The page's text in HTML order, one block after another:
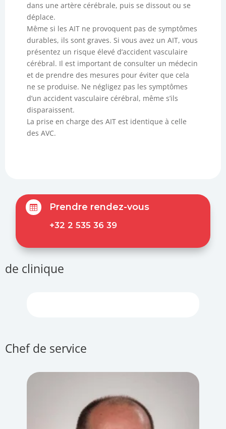
dans une artère cérébrale, puis se dissout ou se
déplace.
Même si les AIT ne provoquent pas de symptômes
durables, ils sont graves. Si vous avez un AIT, vous
présentez un risque élevé d’accident vasculaire
cérébral. Il est important de consulter un médecin
et de prendre des mesures pour éviter que cela
ne se produise. Ne négligez pas les symptômes
d’un accident vasculaire cérébral, même s’ils
disparaissent.
La prise en charge des AIT est identique à celle
des AVC.
 Prendre rendez-vous
+32 2 535 36 39
de clinique
Chef de service